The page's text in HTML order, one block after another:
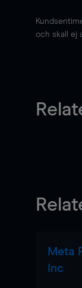
och skall ej
Meta
Inc